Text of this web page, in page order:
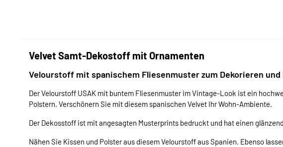
Velvet Samt-Dekostoff mit Ornamenten
Velourstoff mit spanischem Fliesenmuster zum Dekorieren und
Der Velourstoff USAK mit buntem Fliesenmuster im Vintage-Look ist ein
Polstern. Verschönern Sie mit diesem spanischen Velvet Ihr Wohn-Ambiente.
Der Dekosstoff ist mit angesagten Musterprints bedruckt und hat einen
Nähen Sie Kissen und Polster aus diesem Velourstoff aus Spanien. Ebenso